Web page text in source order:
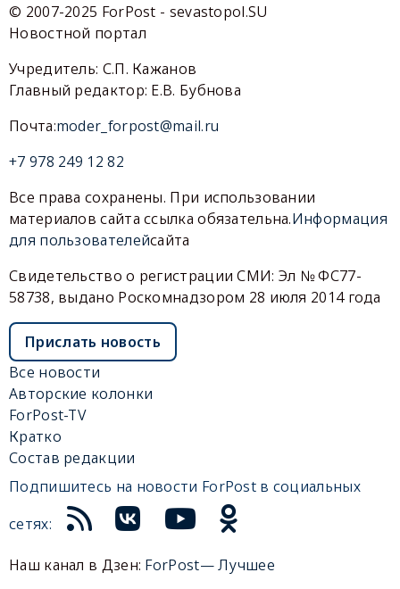
© 2007-2025 ForPost - sevastopol.SU
Новостной портал
Учредитель: С.П. Кажанов
Главный редактор: Е.В. Бубнова
Почта:moder_forpost@mail.ru
+7 978 249 12 82
Все права сохранены. При использовании
материалов сайта ссылка обязательна.Информация
для пользователейсайта
Свидетельство о регистрации СМИ: Эл № ФС77-
58738, выдано Роскомнадзором 28 июля 2014 года
Прислать новость
Все новости
Авторские колонки
ForPost-TV
Кратко
Состав редакции
Подпишитесь на новости ForPost в социальных
сетях:
Наш канал в Дзен: ForPost— Лучшее